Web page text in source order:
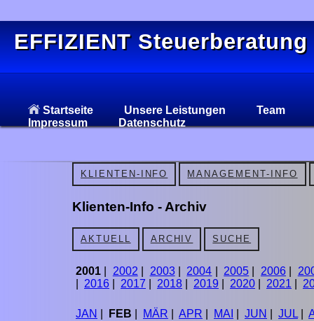
EFFIZIENT Steuerberatung
Startseite Unsere Leistungen
Team
Impressum
Datenschutz
KLIENTEN-INFO MANAGEMENT-INFO
Klienten-Info - Archiv
AKTUELL ARCHIV SUCHE
2001 2002 2003|2004 |2005 2006|
2016 2017 2018 2019 2020 2021
JAN FEB MÄR APR MAI JUN JUL|